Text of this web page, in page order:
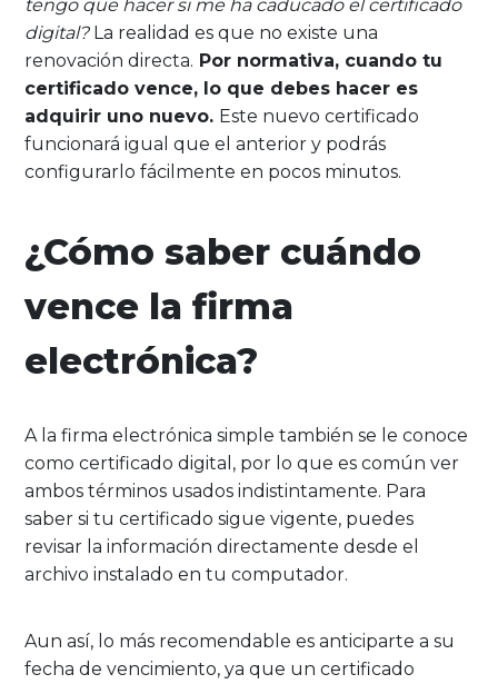
tengo que hacer si me ha caducado el certificado
digital?La realidad es que no existe una
renovación directa. Por normativa, cuando tu
certificado vence, lo que debes hacer es
adquirir uno nuevo. Este nuevo certificado
funcionará igual que el anterior y podrás
configurarlo fácilmente en pocos minutos.
¿Cómo saber cuándo
vence la firma
electrónica?
A la firma electrónica simple también se le conoce
como certificado digital, por lo que es común ver
ambos términos usados indistintamente. Para
saber si tu certificado sigue vigente, puedes
revisar la información directamente desde el
archivo instalado en tu computador.
Aun así, lo más recomendable es anticiparte a su
fecha de vencimiento, ya que un certificado